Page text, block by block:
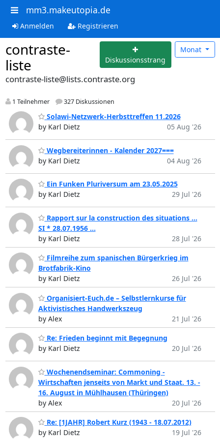
mm3.makeutopia.de
Anmelden Registrieren
contraste-
liste
Diskussionsstrang
Monat
contraste-liste@lists.contraste.org
1 Teilnehmer 327 Diskussionen
Solawi-Netzwerk-Herbsttreffen 11.2026
by Karl Dietz
05 Aug '26
Wegbereiterinnen - Kalender 2027===
by Karl Dietz
04 Aug '26
Ein Funken Pluriversum am 23.05.2025
by Karl Dietz
29 Jul '26
Rapport sur la construction des situations ...
SI * 28.07.1956 ...
by Karl Dietz
28 Jul '26
Filmreihe zum spanischen Bürgerkrieg im
Brotfabrik-Kino
by Karl Dietz
26 Jul '26
Organisiert-Euch.de – Selbstlernkurse für
Aktivistisches Handwerkszeug
by Alex
21 Jul '26
Re: Frieden beginnt mit Begegnung
by Karl Dietz
20 Jul '26
Wochenendseminar: Commoning -
Wirtschaften jenseits von Markt und Staat. 13. -
16. August in Mühlhausen (Thüringen)
by Alex
20 Jul '26
Re: [1JAHR] Robert Kurz (1943 - 18.07.2012)
by Karl Dietz
19 Jul '26